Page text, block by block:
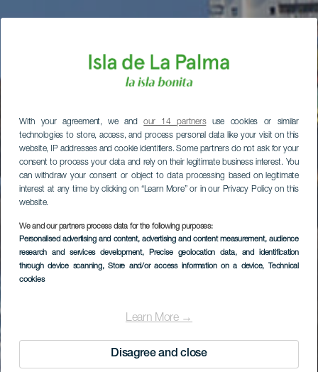
With your agreement, we andour 14 partnersuse cookies or similar
technologies to store, access, and process personal data like your visit on this
website, IP addresses and cookie identifiers. Some partners do not ask for your
consent to process your data and rely on their legitimate business interest. You
can withdraw your consent or object to data processing based on legitimate
interest at any time by clicking on “Learn More” or in our Privacy Policy on this
website.
We and our partners process data for the following purposes:
Personalised advertising and content, advertising and content measurement, audience
research and services development, Precise geolocation data, and identification
through device scanning, Store and/or access information on a device, Technical
cookies
Learn More →
Disagree and close